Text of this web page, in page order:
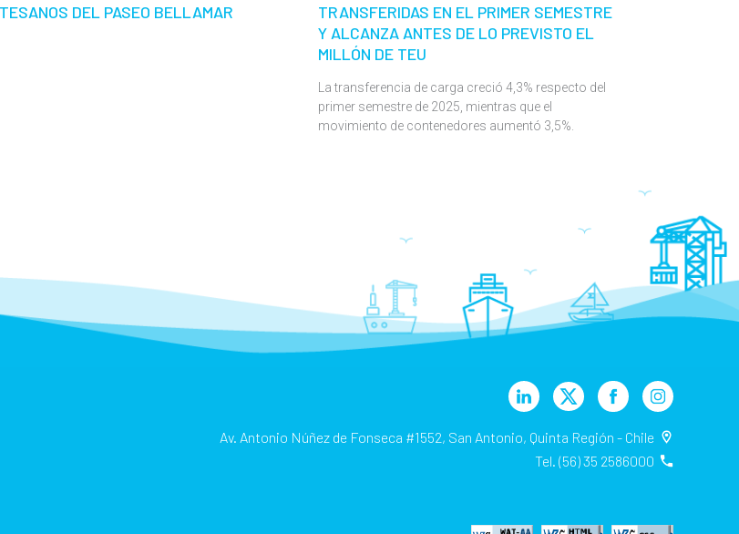
DEL PASEO BELLAMAR
TRANSFERIDAS EN EL PRIMER SEMESTRE
Y ALCANZA ANTES DE LO PREVISTO EL
MILLÓN DE TEU
La transferencia de carga creció 4,3% respecto del
primer semestre de 2025, mientras que el
movimiento de contenedores aumentó 3,5%.
Av. Antonio Núñez de Fonseca #1552, San Antonio, Quinta Región - Chile
Tel. (56) 35 2586000